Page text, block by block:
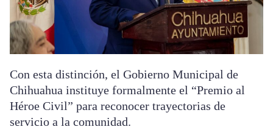
Con esta distinción, el Gobierno Municipal de
Chihuahua instituye formalmente el “Premio al
Héroe Civil” para reconocer trayectorias de
servicio a la comunidad.